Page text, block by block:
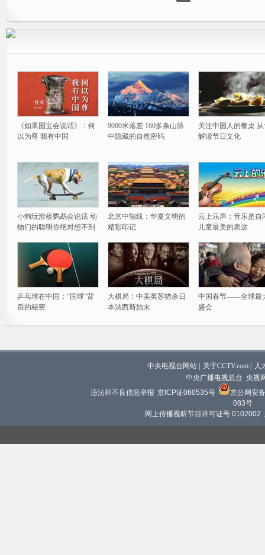
《如果国宝会说话》：何
以为尊 我有中国
9000米落差 160多条山脉
中隐藏的自然密码
关注中国人的餐桌
解读节日文化
小狗玩滑板鹦鹉会说话 动
物们的聪明你绝对想不到
北京中轴线：华夏文明的
精彩印记
云上乐声：音乐是自
儿童最美的表达
乒乓球在中国：“国球”背
后的秘密
大棋局：中美英苏猎杀日
本法西斯始末
中国春节——全球最
盛会
中央电视台网站 关于CCTV.com
人
中央广播电视总台 央视
违法和不良信息举报 京ICP证060535号
京公网安
083号
网上传播视听节目许可证号